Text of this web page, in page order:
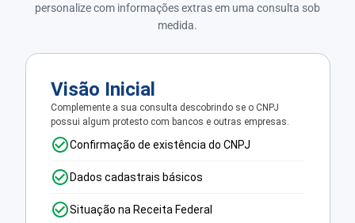
personalize com informações extras em uma consulta sob
medida.
Visão Inicial
Complemente a sua consulta descobrindo se o CNPJ
possui algum protesto com bancos e outras empresas.
Confirmação de existência do CNPJ
Dados cadastrais básicos
Situação na Receita Federal